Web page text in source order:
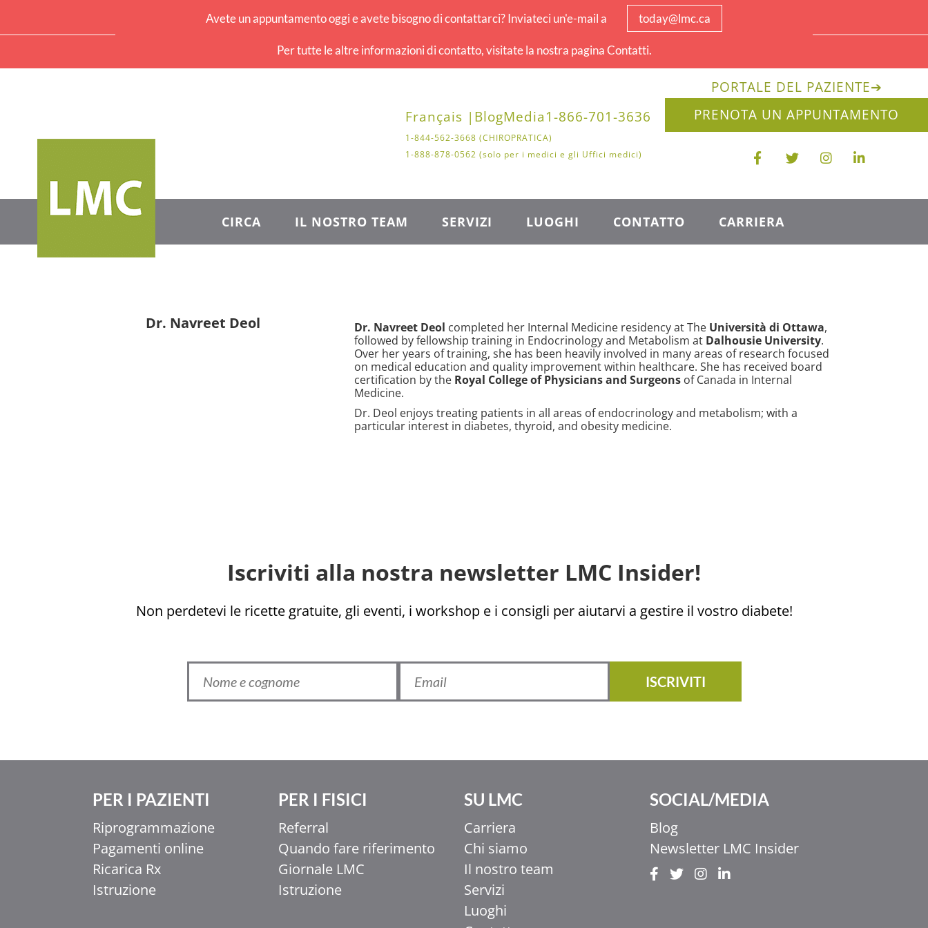
Avete un appuntamento oggi e avete bisogno di contattarci? Inviateci un'e-mail a today@lmc.ca
Per tutte le altre informazioni di contatto, visitate la nostra pagina Contatti.
Français | BlogMedia1-866-701-3636
1-844-562-3668 (CHIROPRATICA)
1-888-878-0562 (solo per i medici e gli Uffici medici)
PORTALE DEL PAZIENTE➔
PRENOTA UN APPUNTAMENTO
CIRCA IL NOSTRO TEAM SERVIZI LUOGHI CONTATTO CARRIERA
Dr. Navreet Deol Dr. Navreet Deol completed her Internal Medicine residency at The Università di Ottawa,
followed by fellowship training in Endocrinology and Metabolism at Dalhousie University.
Over her years of training, she has been heavily involved in many areas of research focused
on medical education and quality improvement within healthcare. She has received board
certification by the Royal College of Physicians and Surgeons of Canada in Internal
Medicine.
Dr. Deol enjoys treating patients in all areas of endocrinology and metabolism; with a
particular interest in diabetes, thyroid, and obesity medicine.
Iscriviti alla nostra newsletter LMC Insider!
Non perdetevi le ricette gratuite, gli eventi, i workshop e i consigli per aiutarvi a gestire il vostro diabete!
ISCRIVITI
PER I PAZIENTI
Riprogrammazione
Pagamenti online
Ricarica Rx
Istruzione
PER I FISICI
Referral
Quando fare riferimento
Giornale LMC
Istruzione
SU LMC
Carriera
Chi siamo
Il nostro team
Servizi
Luoghi
SOCIAL/MEDIA
Blog
Newsletter LMC Insider
हिन्दी
اردو
简体中文
香港中文
Ελληνικά